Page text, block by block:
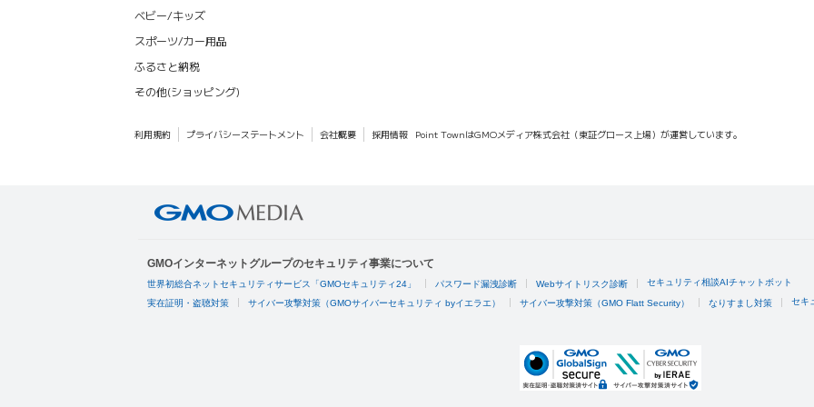
ベビー/キッズ
スポーツ/カー用品
ふるさと納税
その他(ショッピング)
利用規約 プライバシーステートメント 会社概要 採用情報 Point TownはGMOメディア株式会社（東証グロース上場）が運営しています。
GMOインターネットグループのセキュリティ事業について
世界初総合ネットセキュリティサービス「GMOセキュリティ24」 パスワード漏洩診断 Webサイトリスク診断 セキュリティ相談AIチャットボット
実在証明・盗聴対策 サイバー攻撃対策（GMOサイバーセキュリティ byイエラエ） サイバー攻撃対策（GMO Flatt Security） なりすまし対策 セキ